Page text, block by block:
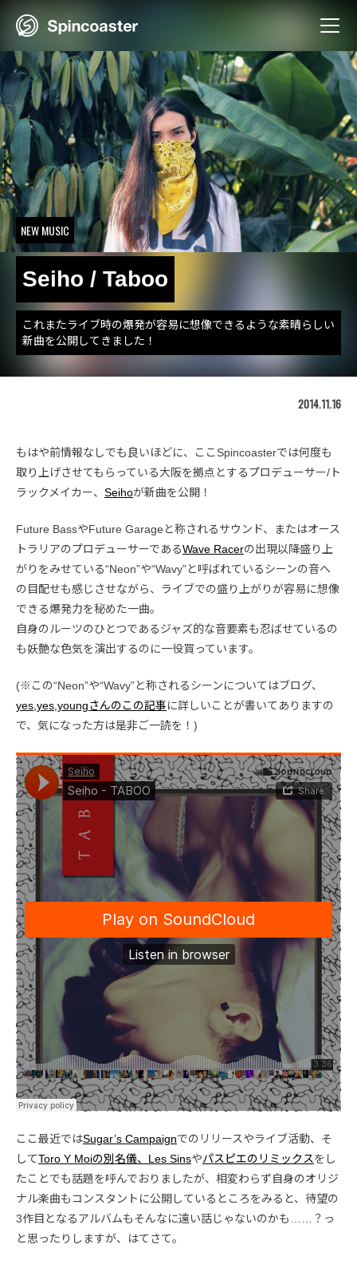
NEW MUSIC
Seiho / Taboo
これまたライブ時の爆発が容易に想像できるような素晴らしい
新曲を公開してきました！
2014.11.16
もはや前情報なしでも良いほどに、ここSpincoasterでは何度も
取り上げさせてもらっている大阪を拠点とするプロデューサー/ト
ラックメイカー、 Seihoが新曲を公開！
Future BassやFuture Garageと称されるサウンド、またはオース
トラリアのプロデューサーであるWave Racerの出現以降盛り上
がりをみせている“Neon”や“Wavy”と呼ばれているシーンの音へ
の目配せも感じさせながら、ライブでの盛り上がりが容易に想像
できる爆発力を秘めた一曲。
自身のルーツのひとつであるジャズ的な音要素も忍ばせているの
も妖艶な色気を演出するのに一役買っています。
(※この“Neon”や“Wavy”と称されるシーンについてはブログ、
yes,yes,youngさんのこの記事に詳しいことが書いてありますの
で、気になった方は是非ご一読を！)
ここ最近ではSugar’s Campaignでのリリースやライブ活動、そ
してToro Y Moiの別名儀、Les Sinsやパスピエのリミックスをし
たことでも話題を呼んでおりましたが、相変わらず自身のオリジ
ナル楽曲もコンスタントに公開しているところをみると、待望の
3作目となるアルバムもそんなに遠い話じゃないのかも……？っ
と思ったりしますが、はてさて。